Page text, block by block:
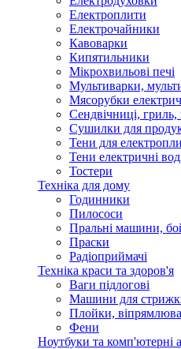
Електроплити
Електрочайники
Кавоварки
Кипятильники
Мікрохвильові печі
Мультиварки,
Мясорубки
Сендвічниці, гриль,
Сушилки для
Тени для
Тени електричні
Тостери
Техніка для дому
Годинники
Пилососи
Пральні машини,
Праски
Радіоприймачі
Техніка краси та здоров'я
Ваги підлогові
Машини для
Плойки,
Фени
Ноутбуки та комп'ютерні